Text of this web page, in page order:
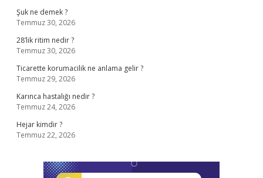
Şuk ne demek ?
Temmuz 30, 2026
28’lik ritim nedir ?
Temmuz 30, 2026
Ticarette korumacilik ne anlama gelir ?
Temmuz 29, 2026
Karınca hastalığı nedir ?
Temmuz 24, 2026
Hejar kimdir ?
Temmuz 22, 2026